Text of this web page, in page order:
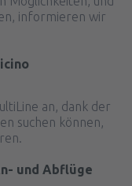
informieren wir
an, dank der
suchen können,
und Abflüge